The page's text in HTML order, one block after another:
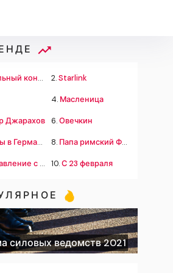
контракт 2.Starlink
4. Масленица
Джарахов 6.Овечкин
Германии 8. Папа римский Франциск
с 23 февраля 10.С 23 февраля
силовых ведомств 2021